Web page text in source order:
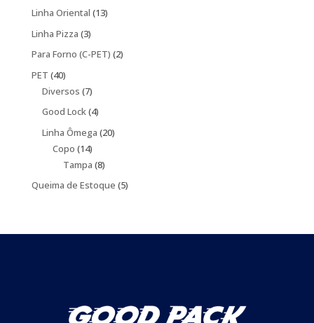
produtos
Linha Oriental 1313
Linha Pizza 33
produtos
Para Forno (C-PET) 22
PET 4040
produtos
Diversos 77
produtos
Good Lock 44
produtos
Linha Ômega 2020
Copo 1414
produtos
Tampa 88
produtos
Queima de Estoque 55